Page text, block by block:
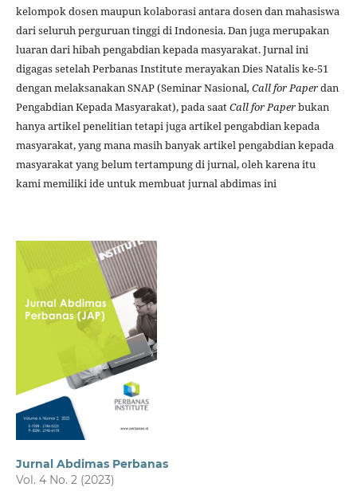
kelompok dosen maupun kolaborasi antara dosen dan mahasiswa
dari seluruh perguruan tinggi di Indonesia. Dan juga merupakan
luaran dari hibah pengabdian kepada masyarakat. Jurnal ini
digagas setelah Perbanas Institute merayakan Dies Natalis ke-51
dengan melaksanakan SNAP (Seminar Nasional, Call for Paperdan
Pengabdian Kepada Masyarakat), pada saatCall for Paperbukan
hanya artikel penelitian tetapi juga artikel pengabdian kepada
masyarakat, yang mana masih banyak artikel pengabdian kepada
masyarakat yang belum tertampung di jurnal, oleh karena itu
kami memiliki ide untuk membuat jurnal abdimas ini
Jurnal Abdimas Perbanas
Vol. 4 No. 2 (2023)